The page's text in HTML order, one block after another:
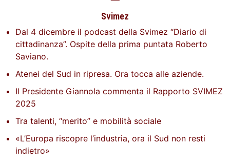
Svimez
Dal 4 dicembre il podcast della Svimez “Diario di
cittadinanza”. Ospite della prima puntata Roberto
Saviano.
Atenei del Sud in ripresa. Ora tocca alle aziende.
Il Presidente Giannola commenta il Rapporto SVIMEZ
2025
Tra talenti, “merito” e mobilità sociale
«L’Europa riscopre l’industria, ora il Sud non resti
indietro»